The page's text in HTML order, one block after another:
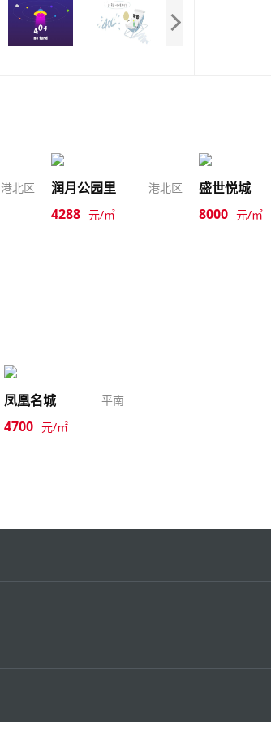
港北区 润月公园里 港北区
4288 元/㎡
盛世悦城
8000 元/㎡
凤凰名城 平南
4700 元/㎡